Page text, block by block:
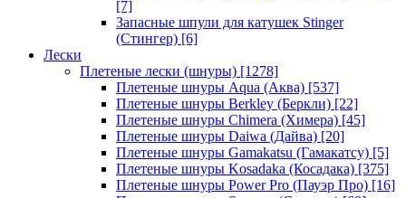
[7]
Запасные шпули для катушек Stinger
(Стингер) [6]
Лески
Плетеные лески (шнуры) [1278]
Плетеные шнуры Aqua (Аква) [537]
Плетеные шнуры Berkley (Беркли) [22]
Плетеные шнуры Chimera (Химера) [45]
Плетеные шнуры Daiwa (Дайва) [20]
Плетеные шнуры Gamakatsu (Гамакатсу) [5]
Плетеные шнуры Kosadaka (Косадака) [375]
Плетеные шнуры Power Pro (Пауэр Про) [16]